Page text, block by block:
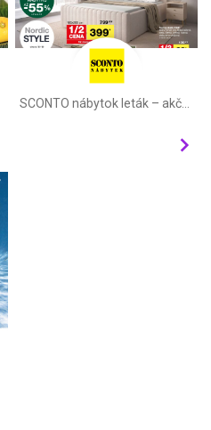
SCONTO nábytok leták – akčná ponuka